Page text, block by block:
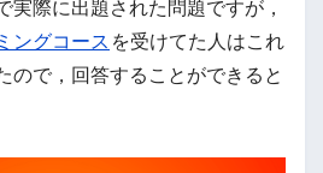
実際に出題された問題ですが，
ングコース を受けてた人はこれ
ので，回答することができると